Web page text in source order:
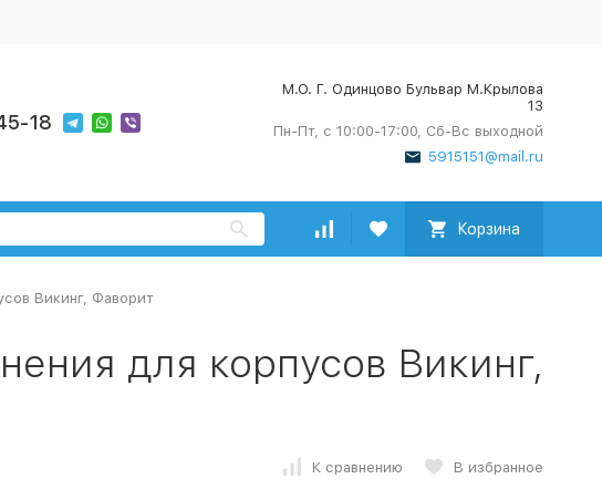
18
М.О. Г. Одинцово Бульвар М.Крылова
13
Пн-Пт, с 10:00-17:00, Сб-Вс выходной
5915151@mail.ru
Корзина
Викинг, Фаворит
для корпусов Викинг,
К сравнению В избранное